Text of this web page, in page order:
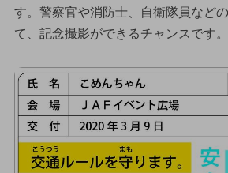
す。警察官や消防士、自衛隊員など
て、記念撮影ができるチャンスです。